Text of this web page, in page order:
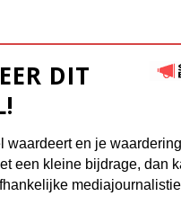
DIT
waardeert en je
een kleine bijdrage, dan